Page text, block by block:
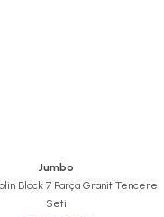
Jumbo
Black 7 Parça Granit Tencere
Seti